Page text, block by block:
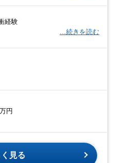
経験
…続きを読む
円
見る